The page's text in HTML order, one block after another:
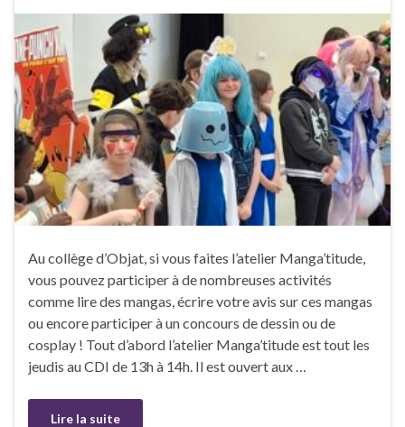
Au collège d’Objat, si vous faites l’atelier Manga’titude,
vous pouvez participer à de nombreuses activités
comme lire des mangas, écrire votre avis sur ces mangas
ou encore participer à un concours de dessin ou de
cosplay ! Tout d’abord l’atelier Manga’titude est tout les
jeudis au CDI de 13h à 14h. Il est ouvert aux …
Lire la suite